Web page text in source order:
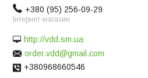
+380 (95) 256-09-29
Інтернет-магазин
http://vdd.sm.ua
order.vdd@gmail.com
+380968660546